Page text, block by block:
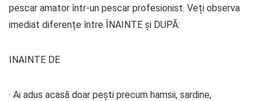
pescar amator într-un pescar profesionist. Veți observa
imediat diferențe între ÎNAINTE și DUPĂ:
INAINTE DE
· Ai adus acasă doar pești precum hamsii, sardine,